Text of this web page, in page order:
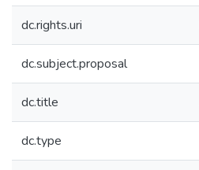
dc.rights.uri
dc.subject.proposal
dc.title
dc.type